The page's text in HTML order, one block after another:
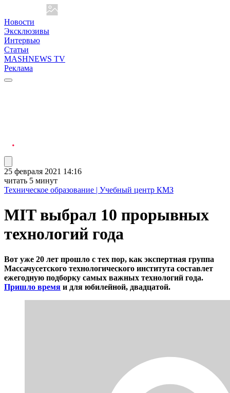
Новости
Эксклюзивы
Интервью
Статьи
MASHNEWS TV
Реклама
25 февраля 2021 14:16
читать 5 минут
Техническое образование | Учебный центр КМЗ
MIT выбрал 10 прорывных
технологий года
Вот уже 20 лет прошло с тех пор, как экспертная группа
Массачусетского технологического института составлет
ежегодную подборку самых важных технологий года.
Пришло время и для юбилейной, двадцатой.